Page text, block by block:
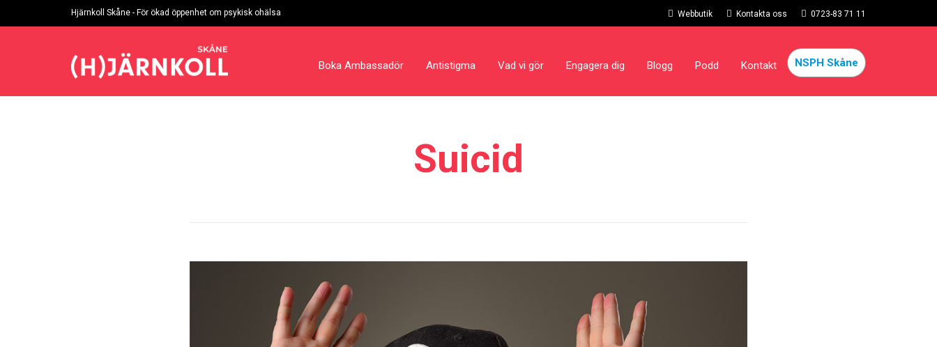
Hjärnkoll Skåne - För ökad öppenhet om psykisk ohälsa Webbutik Kontakta oss 0723-83 71 11
Boka Ambassadör Antistigma Vad vi gör Engagera dig Blogg Podd Kontakt NSPH Skåne
Suicid